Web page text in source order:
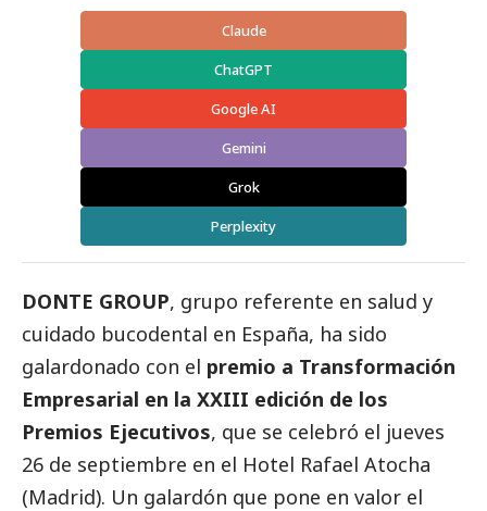
Claude
ChatGPT
Google AI
Gemini
Grok
Perplexity
DONTE GROUP, grupo referente en salud y
cuidado bucodental en España, ha sido
galardonado con el premio a Transformación
Empresarial en la XXIII edición de los
Premios Ejecutivos, que se celebró el jueves
26 de septiembre en el Hotel Rafael Atocha
(Madrid). Un galardón que pone en valor el